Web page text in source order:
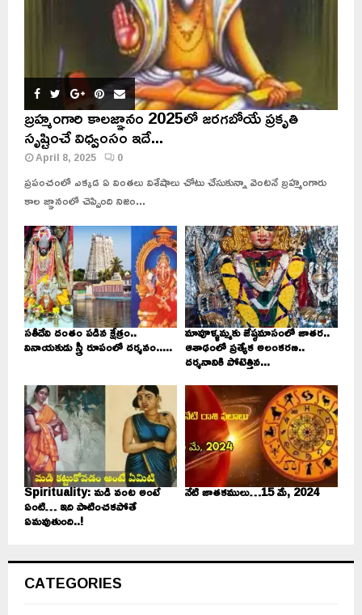
బ్రహ్మంగారి కాలజ్ఞానం 2025లో జరగబోయే ప్రకృతి
సృష్టించే విధ్వంసం ఇదే...
April 8, 2025 0
ప్రపంచంలో ఎక్కడ ఏ వింతలు విశేషాలు చోటు చేసుకున్నా వెంటనే బ్రహ్మంగారు
కాల జ్ఞానంలో చెప్పింది నిజం...
సతీదేవి దంతం పడిన క్షేత్రం..
వినాయకుడు స్త్రీ రూపంలో దర్శనం.....
మావూళ్ళమ్మకు జేష్ఠమాసంలో జాతర..
ఆశాఢంలో ప్రత్యేక అలంకరణ..
దర్శనానికి పోటెత్తిన...
Spirituality: మడి వంట అంటే
ఏంటి… ఇది పాటించకపోతే
ఏమవుతుంది..!
నేటి జాతకములు…15 మే, 2024
CATEGORIES